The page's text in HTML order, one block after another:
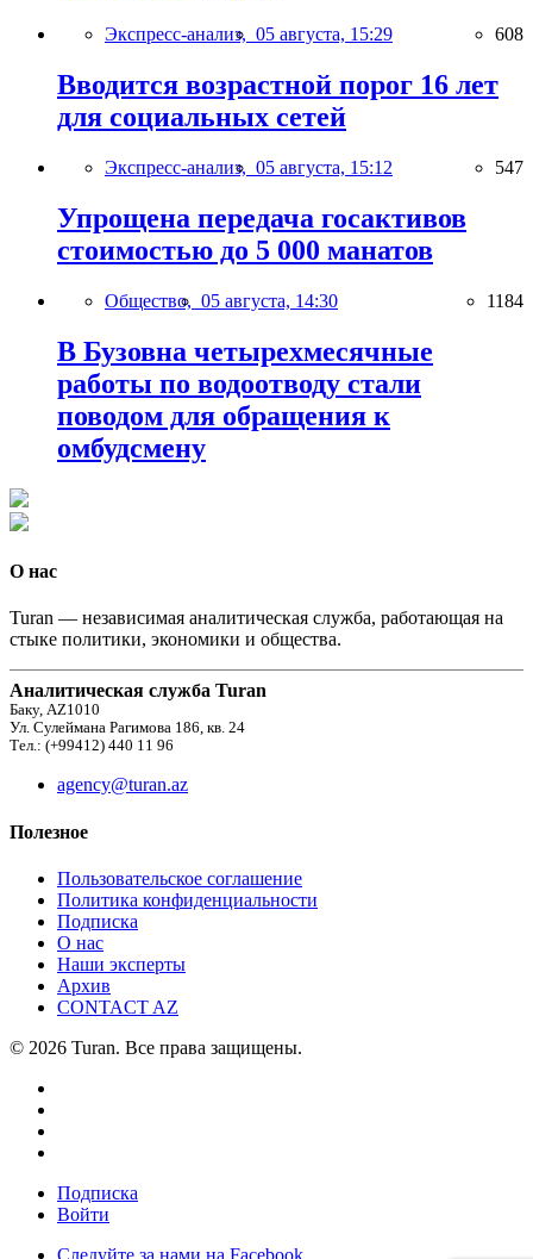
Экспресс-анализ, 05 августа, 15:29 608
Вводится возрастной порог 16 лет
для социальных сетей
Экспресс-анализ, 05 августа, 15:12 547
Упрощена передача госактивов
стоимостью до 5 000 манатов
Общество, 05 августа, 14:30 1184
В Бузовна четырехмесячные
работы по водоотводу стали
поводом для обращения к
омбудсмену
О нас
Turan — независимая аналитическая служба, работающая на
стыке политики, экономики и общества.
Аналитическая служба Turan
Баку, AZ1010
Ул. Сулеймана Рагимова 186, кв. 24
Тел.: (+99412) 440 11 96
agency@turan.az
Полезное
Пользовательское соглашение
Политика конфиденциальности
Подписка
О нас
Наши эксперты
Архив
CONTACT AZ
© 2026 Turan. Все права защищены.
Подписка
Войти
Следуйте за нами на Facebook